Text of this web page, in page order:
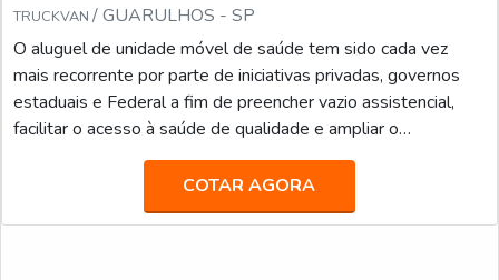
TRUCKVAN / GUARULHOS - SP
O aluguel de unidade móvel de saúde tem sido cada vez
mais recorrente por parte de iniciativas privadas, governos
estaduais e Federal a fim de preencher vazio assistencial,
facilitar o acesso à saúde de qualidade e ampliar o
atendimento para suprir a demanda da população que moram
em lugares afastados dos grandes centros, além de
desafogar as filas do SUS e evitar longos deslocamentos de
COTAR AGORA